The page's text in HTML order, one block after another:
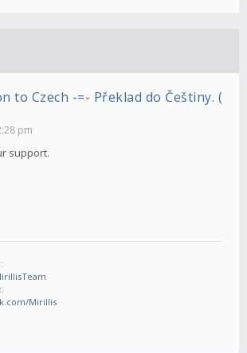
to Czech -=- Překlad do Češtiny. (
pm
support.
Mirillis